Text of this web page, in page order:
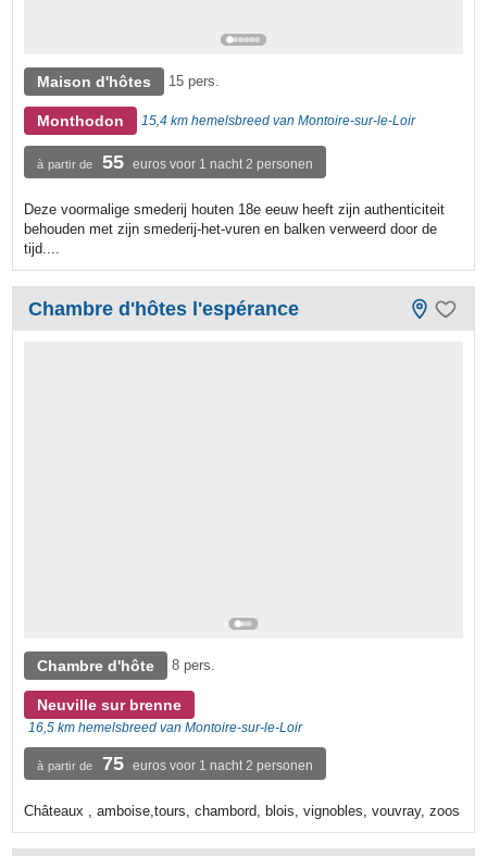
Maison d'hôtes 15 pers.
Monthodon 15,4 km hemelsbreed van Montoire-sur-le-Loir
à partir de 55 euros voor 1 nacht 2 personen
Deze voormalige smederij houten 18e eeuw heeft zijn authenticiteit
behouden met zijn smederij-het-vuren en balken verweerd door de
tijd....
Chambre d'hôtes l'espérance
Chambre d'hôte 8 pers.
Neuville sur brenne
16,5 km hemelsbreed van Montoire-sur-le-Loir
à partir de 75 euros voor 1 nacht 2 personen
Châteaux , amboise,tours, chambord, blois, vignobles, vouvray, zoos